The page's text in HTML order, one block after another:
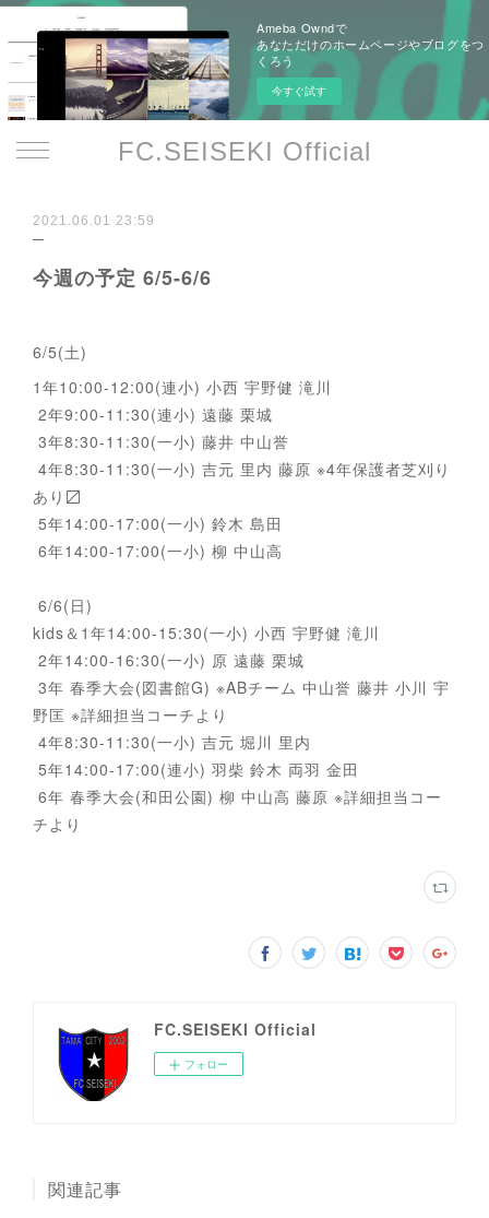
Ameba Owndで
あなただけのホームページやブログをつ
くろう
今すぐ試す
FC.SEISEKI Official
2021.06.01 23:59
今週の予定 6/5-6/6
6/5(土)
1年10:00-12:00(連小) 小西 宇野健 滝川
2年9:00-11:30(連小) 遠藤 栗城
3年8:30-11:30(一小) 藤井 中山誉
4年8:30-11:30(一小) 吉元 里内 藤原 ※4年保護者芝刈り
あり〼
5年14:00-17:00(一小) 鈴木 島田
6年14:00-17:00(一小) 柳 中山高
6/6(日)
kids＆1年14:00-15:30(一小) 小西 宇野健 滝川
2年14:00-16:30(一小) 原 遠藤 栗城
3年 春季大会(図書館G) ※ABチーム 中山誉 藤井 小川 宇
野匡 ※詳細担当コーチより
4年8:30-11:30(一小) 吉元 堀川 里内
5年14:00-17:00(連小) 羽柴 鈴木 両羽 金田
6年 春季大会(和田公園) 柳 中山高 藤原 ※詳細担当コー
チより
FC.SEISEKI Official
フォロー
関連記事